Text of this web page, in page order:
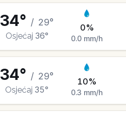
34° / 29°
Osjećaj 36°
0%
0.0mm/h
34° / 29°
Osjećaj 35°
10%
0.3 mm/h